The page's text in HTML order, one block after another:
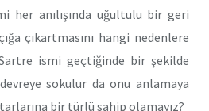
her anılışında uğultulu bir geri
çıkartmasını hangi nedenlere
ismi geçtiğinde bir şekilde
sokulur da onu anlamaya
bir türlü sahip olamayız?